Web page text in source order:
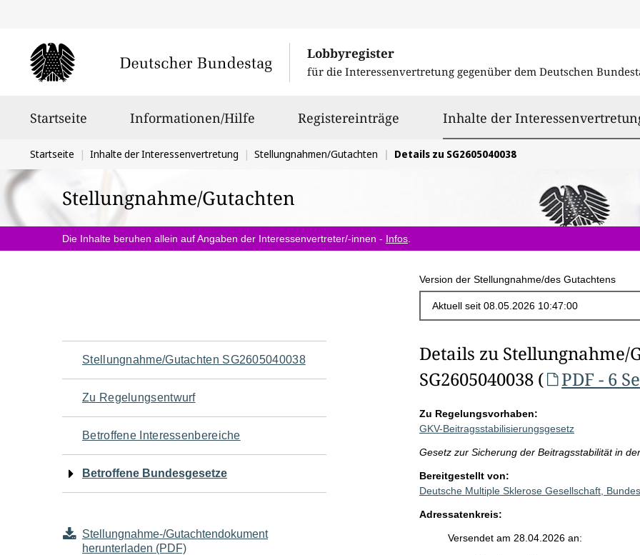
Lobbyregister
für die Interessenvertretung gegenüber dem Deutschen
Startseite Informationen/Hilfe Registereinträge Inhalte der
Sie
befinden
sich
hier:
Startseite Inhalte der Interessenvertretung Stellungnahmen/Gutachten Details zu SG2605040038
Stellungnahme/Gutachten
Die Inhalte beruhen allein auf Angaben der Interessenvertreter/-innen - Infos
Version der Stellungnahme/des Gutachtens
Navigation
für
den
Seiteninhalt
Stellungnahme/Gutachten SG2605040038
Zu Regelungsentwurf
Betroffene Interessenbereiche
Betroffene Bundesgesetze
Stellungnahme-/Gutachtendokument
herunterladen (PDF)
Details zu Stellungnahme/
SG2605040038 (
PDF - 6
Zu Regelungsvorhaben:
GKV-Beitragsstabilisierungsgesetz
Gesetz zur Sicherung der Beitragsstabilität in
Bereitgestellt von:
Deutsche Multiple Sklerose Gesellschaft,
Adressatenkreis:
Versendet am 28.04.2026 an: